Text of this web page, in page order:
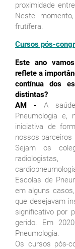
proximidade
Neste
frutífera.
Cursos pós-
Este ano
reflete a
contínua dos
distintas?
AM - A
Pneumologia
iniciativa de
nossos parceiros
Sejam os
Escolas de
em alguns
que desejavam
significativo por
gerido. Em
Pneumologia.
Os cursos pós-